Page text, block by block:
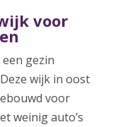
voor
gezin
wijk in oost
voor
weinig auto’s